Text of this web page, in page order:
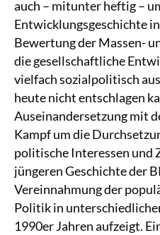
auch – mitunter heftig –
Entwicklungsgeschichte
Bewertung der Massen-
die gesellschaftliche
vielfach sozialpolitisch
heute nicht entschlagen
Auseinandersetzung mit
Kampf um die
politische Interessen und
jüngeren Geschichte der
Vereinnahmung der
Politik in
1990er Jahren aufzeigt.